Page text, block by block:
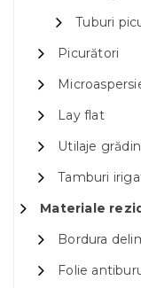
Tuburi
Picurători
Lay flat
Utilaje
Tamburi
Materiale
Bordura
Folie